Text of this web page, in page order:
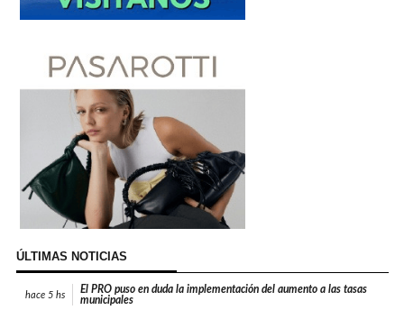
ÚLTIMAS NOTICIAS
hace 5 hs
El PRO puso en duda la implementación del aumento a las tasas
municipales